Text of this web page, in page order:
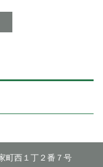
町西１丁２番７号